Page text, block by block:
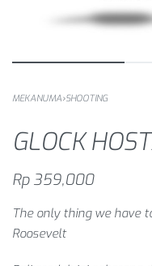
MEKANUMA›SHOOTING
GLOCK
Rp 359,000
The only thing we have
Roosevelt